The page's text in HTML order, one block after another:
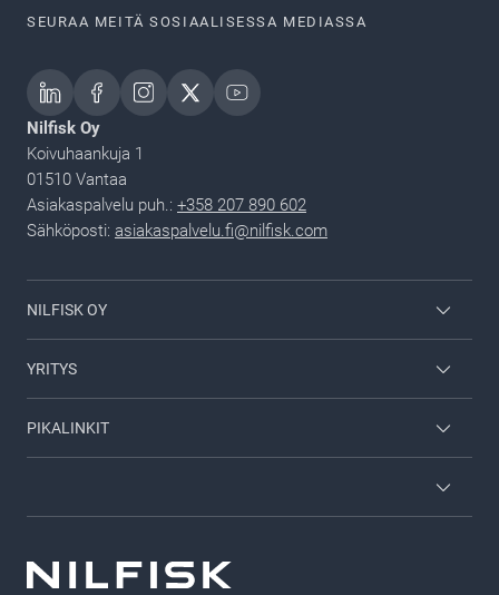
SEURAA MEITÄ SOSIAALISESSA MEDIASSA
Nilfisk Oy
Koivuhaankuja 1
01510 Vantaa
Asiakaspalvelu puh.: +358 207 890 602
Sähköposti: asiakaspalvelu.fi@nilfisk.com
NILFISK OY
Ura Nilfiskillä
Viper
YRITYS
Tietoa Nilfisk Groupista
PIKALINKIT
Sisäänkirjautuminen
GDPR